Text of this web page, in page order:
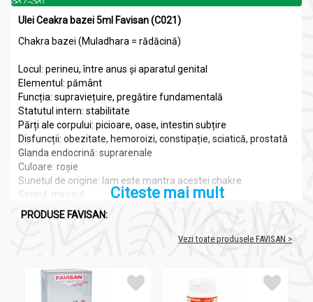
Ulei Ceakra bazei 5ml Favisan (C021)
Chakra bazei (Muladhara = rădăcină)
Locul: perineu, între anus și aparatul genital
Elementul: pământ
Funcția: supraviețuire, pregătire fundamentală
Statutul intern: stabilitate
Părți ale corpului: picioare, oase, intestin subțire
Disfuncții: obezitate, hemoroizi, constipație, sciatică, prostată
Glanda endocrină: suprarenale
Culoare: roșie
Sunetul de origine: lam este mantra acestei chakre
Simțul: mirosul
Dezechilibrele la acest nivel pot crea probleme de natură
Blocajele la acest nivel: lăcomia, zgârcenia, egocentrism
pierderea simțului realității, la probleme de prostată,
impotență și hemoroizi.
Citeste mai mult
PRODUSE FAVISAN:
Vezi toate produsele FAVISAN >